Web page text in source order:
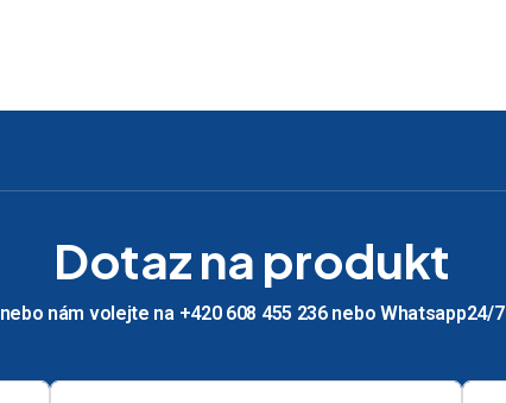
Dotaz na produkt
nebo nám volejte na +420 608 455 236 nebo Whatsapp24/7